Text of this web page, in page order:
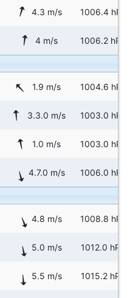
4.3 m/s 1006.4 hPa
4 m/s 1006.2 hPa
1.9 m/s 1004.6 hPa
3.3.0 m/s 1003.0 hPa
1.0 m/s 1003.0 hPa
4.7.0 m/s 1006.0 hPa
4.8 m/s 1008.8 hPa
5.0 m/s 1012.0 hPa
5.5 m/s 1015.2 hPa